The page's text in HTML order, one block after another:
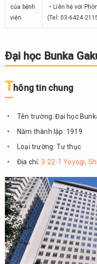
của bệnh
viện
・Liên hệ với
(Tel: 03-6424-
Đại học Bunka
Thông tin chung
Tên trường: Đại học
Năm thành lập: 1919
Loại trường: Tư thục
Địa chỉ: 3-22-1 Yoyogi,